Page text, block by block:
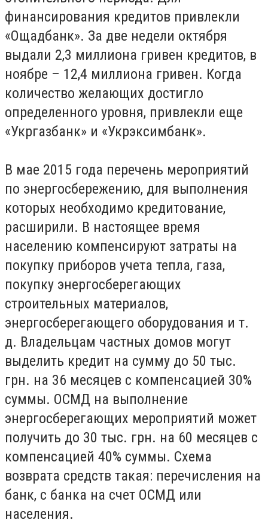
финансирования кредитов привлекли
«Ощадбанк». За две недели октября
выдали 2,3 миллиона гривен кредитов, в
ноябре – 12,4 миллиона гривен. Когда
количество желающих достигло
определенного уровня, привлекли еще
«Укргазбанк» и «Укрэксимбанк».
В мае 2015 года перечень мероприятий
по энергосбережению, для выполнения
которых необходимо кредитование,
расширили. В настоящее время
населению компенсируют затраты на
покупку приборов учета тепла, газа,
покупку энергосберегающих
строительных материалов,
энергосберегающего оборудования и т.
д. Владельцам частных домов могут
выделить кредит на сумму до 50 тыс.
грн. на 36 месяцев с компенсацией 30%
суммы. ОСМД на выполнение
энергосберегающих мероприятий может
получить до 30 тыс. грн. на 60 месяцев с
компенсацией 40% суммы. Схема
возврата средств такая: перечисления на
банк, с банка на счет ОСМД или
населения.